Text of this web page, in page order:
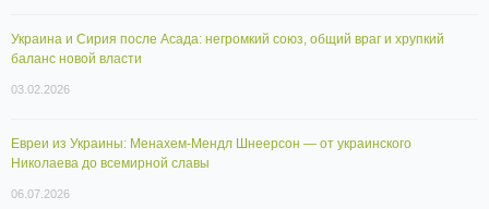
Украина и Сирия после Асада: негромкий союз, общий враг и хрупкий
баланс новой власти
03.02.2026
Евреи из Украины: Менахем-Мендл Шнеерсон — от украинского
Николаева до всемирной славы
06.07.2026